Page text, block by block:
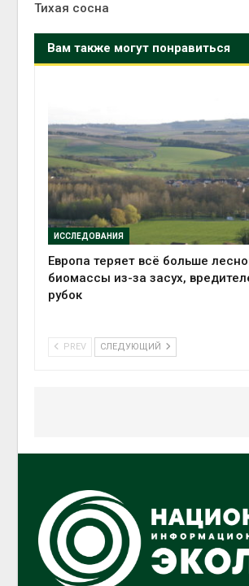
Тихая сосна
Вам также могут понравиться
ИССЛЕДОВАНИЯ
Европа теряет всё больше
биомассы из-за засух,
рубок
PREV СЛЕДУЮЩИЙ